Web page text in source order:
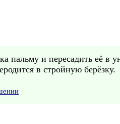
пальму и пересадить её в
в стройную берёзку.